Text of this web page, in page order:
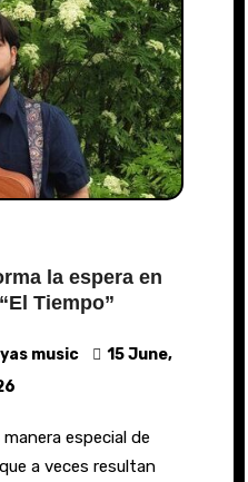
la espera en
Tiempo”
music
15 June,
a veces resultan